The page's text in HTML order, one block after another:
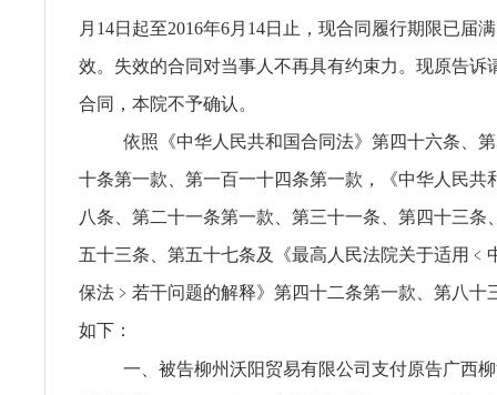
月14日起至2016年6月14日止，现合同履行期限已届
效。失效的合同对当事人不再具有约束力。现原告诉
合同，本院不予确认。
依照《中华人民共和国合同法》第四十六条、
十条第一款、第一百一十四条第一款，《中华人民共
八条、第二十一条第一款、第三十一条、第四十三条
五十三条、第五十七条及《最高人民法院关于适用﹤
保法﹥若干问题的解释》第四十二条第一款、第八十
如下：
一、被告柳州沃阳贸易有限公司支付原告广西